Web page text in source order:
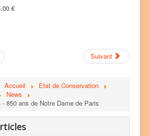
€
Suivant
Accueil
Etat de Conservation
News
- 850 ans de Notre Dame de Paris